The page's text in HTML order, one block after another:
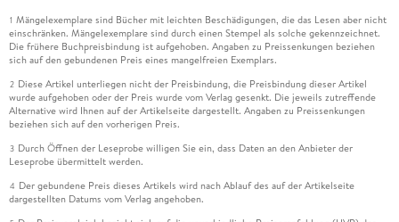
1 Mängelexemplare sind Bücher mit leichten Beschädigungen, die das Lesen aber nicht
einschränken. Mängelexemplare sind durch einen Stempel als solche gekennzeichnet.
Die frühere Buchpreisbindung ist aufgehoben. Angaben zu Preissenkungen beziehen
sich auf den gebundenen Preis eines mangelfreien Exemplars.
2 Diese Artikel unterliegen nicht der Preisbindung, die Preisbindung dieser Artikel
wurde aufgehoben oder der Preis wurde vom Verlag gesenkt. Die jeweils zutreffende
Alternative wird Ihnen auf der Artikelseite dargestellt. Angaben zu Preissenkungen
beziehen sich auf den vorherigen Preis.
3 Durch Öffnen der Leseprobe willigen Sie ein, dass Daten an den Anbieter der
Leseprobe übermittelt werden.
4 Der gebundene Preis dieses Artikels wird nach Ablauf des auf der Artikelseite
dargestellten Datums vom Verlag angehoben.